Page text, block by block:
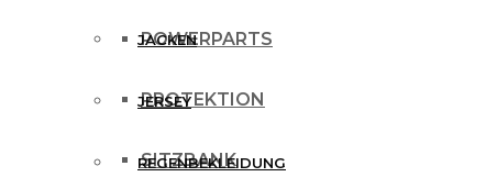
POWERPARTS
PROTEKTION
SITZBANK
JACKEN
JERSEY
REGENBEKLEIDUNG